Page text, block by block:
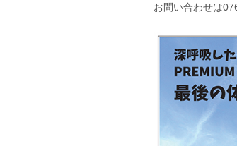
お問い合わせは